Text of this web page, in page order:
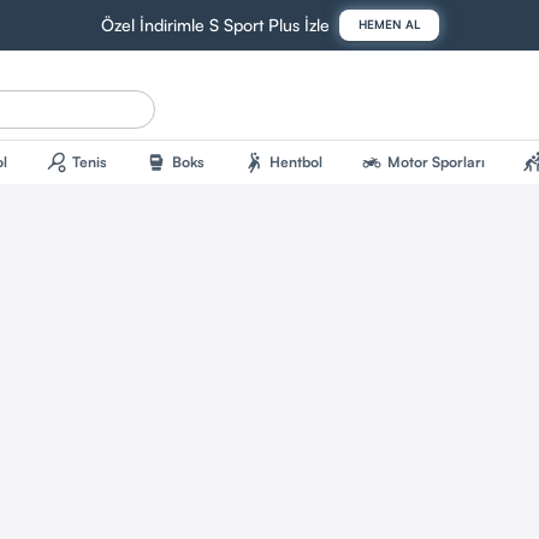
Özel İndirimle S Sport Plus İzle HEMEN AL
sports_tennis Tenis sports_mma Boks sports_handball Hentbol two_wheeler Motor Sporları